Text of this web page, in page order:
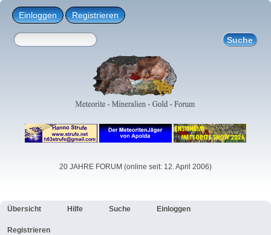
Einloggen Registrieren
20 JAHRE FORUM (online seit: 12. April 2006)
Übersicht Hilfe Suche Einloggen
Registrieren